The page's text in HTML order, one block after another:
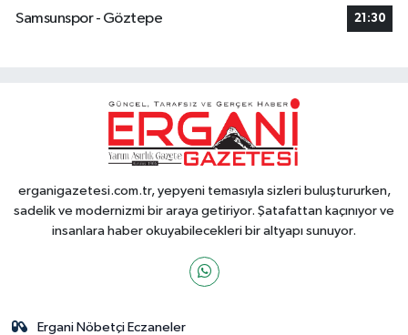
Samsunspor - Göztepe
21:30
erganigazetesi.com.tr, yepyeni temasıyla sizleri buluştururken,
sadelik ve modernizmi bir araya getiriyor. Şatafattan kaçınıyor ve
insanlara haber okuyabilecekleri bir altyapı sunuyor.
Ergani Nöbetçi Eczaneler